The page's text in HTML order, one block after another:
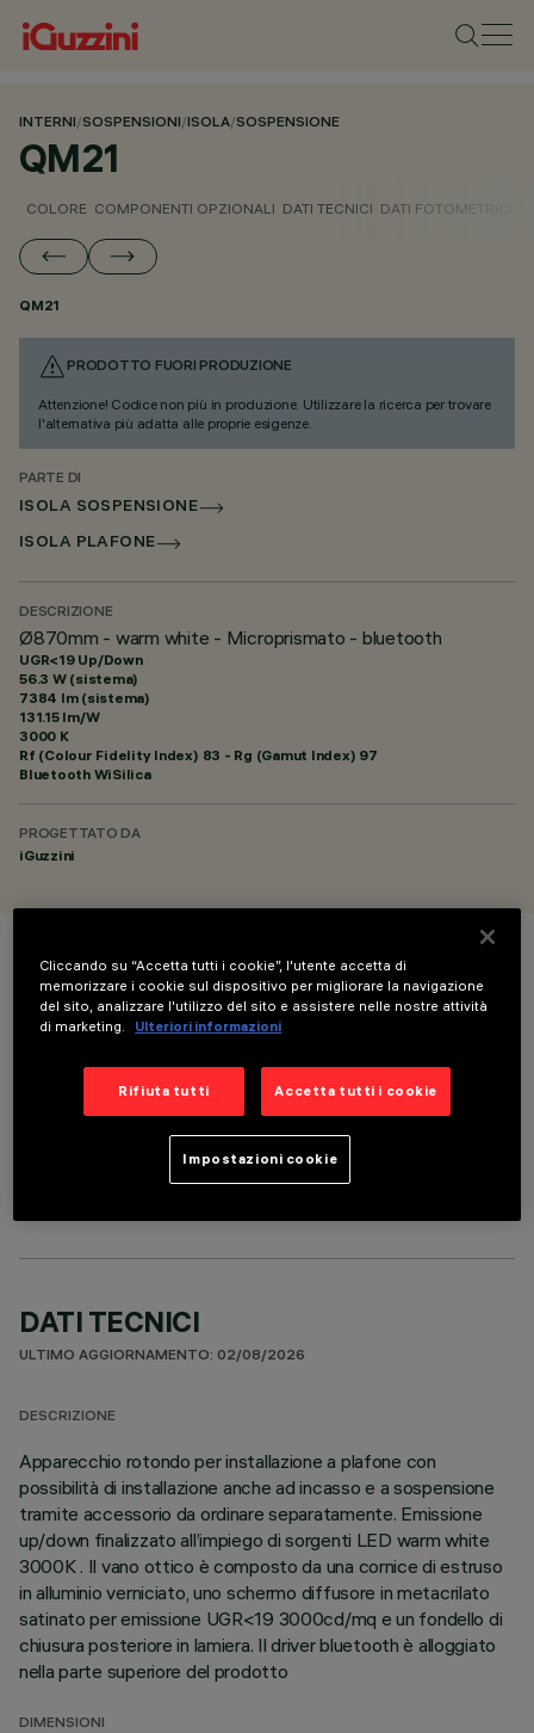
INTERNI/SOSPENSIONI/ISOLA/SOSPENSIONE
QM21
COLORE COMPONENTI OPZIONALI DATI TECNICI DATI FOTOMETRICI
QM21
PRODOTTO FUORI PRODUZIONE
Attenzione! Codice non più in produzione. Utilizzare la ricerca per trovare
l'alternativa più adatta alle proprie esigenze.
PARTE DI
ISOLA SOSPENSIONE
ISOLA PLAFONE
DESCRIZIONE
Ø870mm - warm white - Microprismato - bluetooth
UGR<19 Up/Down
56.3 W (sistema)
7384 lm (sistema)
131.15 lm/W
3000 K
Rf (Colour Fidelity Index) 83 - Rg (Gamut Index) 97
Bluetooth WiSilica
PROGETTATO DA
iGuzzini
COLORE
COMPONENTI OPZIONALI
DATI TECNICI
ULTIMO AGGIORNAMENTO: 02/08/2026
DESCRIZIONE
Apparecchio rotondo per installazione a plafone con
possibilità di installazione anche ad incasso e a sospensione
tramite accessorio da ordinare separatamente. Emissione
up/down finalizzato all’impiego di sorgenti LED warm white
3000K . Il vano ottico è composto da una cornice di estruso
in alluminio verniciato, uno schermo diffusore in metacrilato
satinato per emissione UGR<19 3000cd/mq e un fondello di
chiusura posteriore in lamiera. Il driver bluetooth è alloggiato
nella parte superiore del prodotto
DIMENSIONI
Cliccando su “Accetta tutti i cookie”, l'utente accetta di
memorizzare i cookie sul dispositivo per migliorare la navigazione
del sito, analizzare l'utilizzo del sito e assistere nelle nostre attività
di marketing.
Ulteriori informazioni
Rifiuta tutti Accetta tutti i cookie
Impostazioni cookie